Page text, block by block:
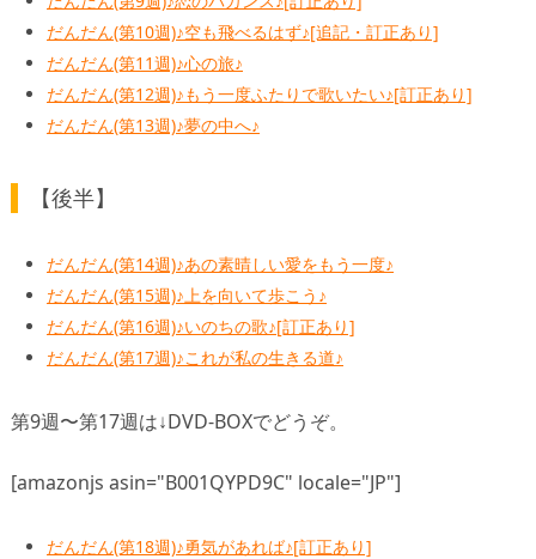
だんだん(第10週)♪空も飛べるはず♪[追記・訂正あり]
だんだん(第11週)♪心の旅♪
だんだん(第12週)♪もう一度ふたりで歌いたい♪[訂正あり]
だんだん(第13週)♪夢の中へ♪
【後半】
だんだん(第14週)♪あの素晴しい愛をもう一度♪
だんだん(第15週)♪上を向いて歩こう♪
だんだん(第16週)♪いのちの歌♪[訂正あり]
だんだん(第17週)♪これが私の生きる道♪
第9週〜第17週は↓DVD-BOXでどうぞ。
[amazonjs asin="B001QYPD9C" locale="JP"]
だんだん(第18週)♪勇気があれば♪[訂正あり]